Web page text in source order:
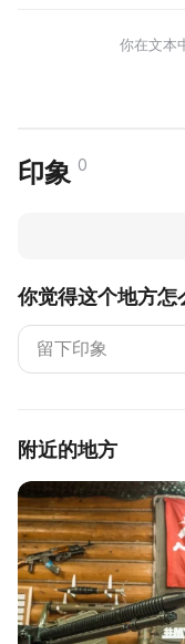
你在文本
印象 0
你觉得这个地方怎
附近的地方